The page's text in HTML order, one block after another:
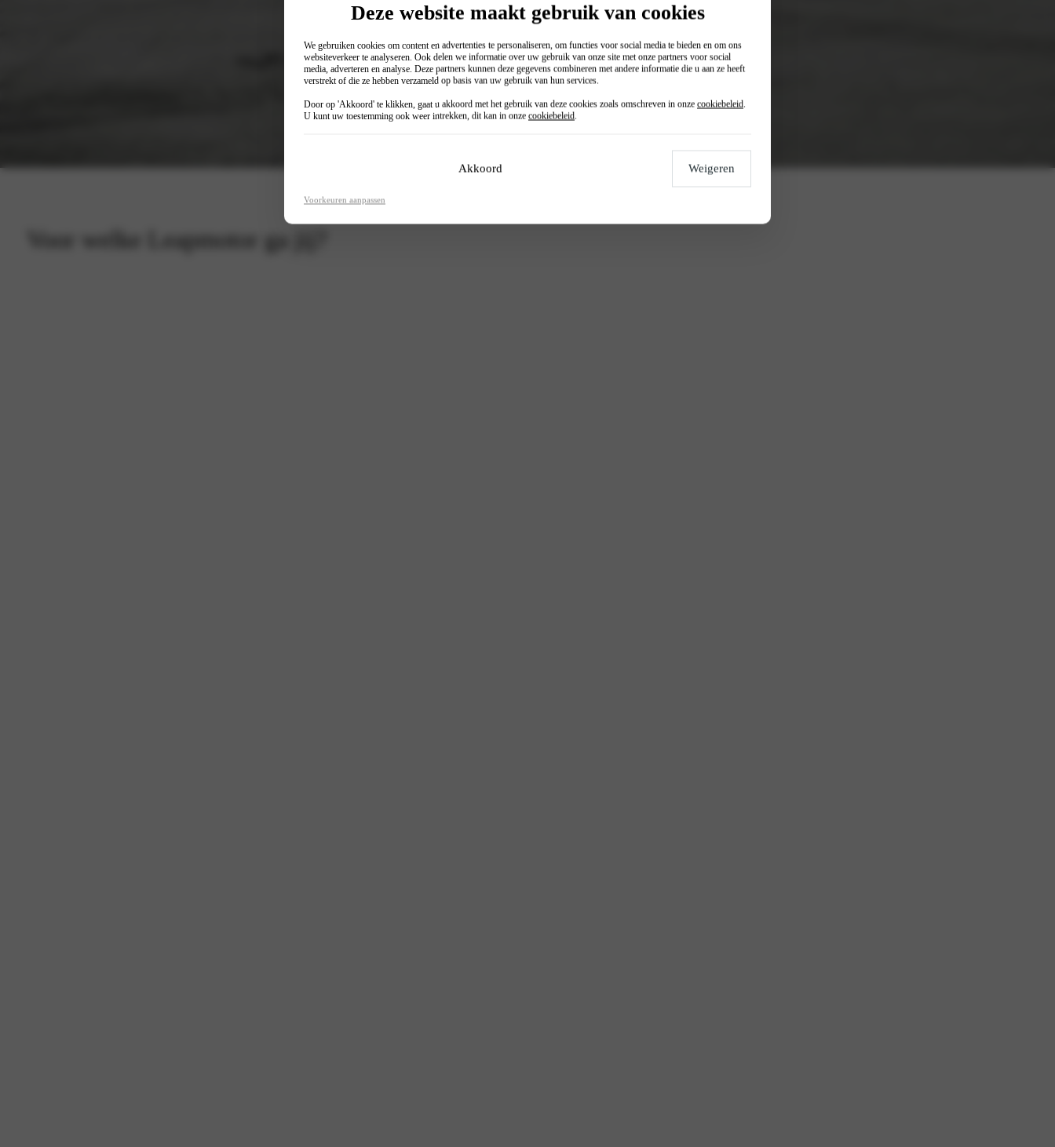
Deze website maakt gebruik van cookies
We gebruiken cookies om content en advertenties te personaliseren, om functies voor social media te bieden en om ons
websiteverkeer te analyseren. Ook delen we informatie over uw gebruik van onze site met onze partners voor social
media, adverteren en analyse. Deze partners kunnen deze gegevens combineren met andere informatie die u aan ze heeft
verstrekt of die ze hebben verzameld op basis van uw gebruik van hun services.
Door op 'Akkoord' te klikken, gaat u akkoord met het gebruik van deze cookies zoals omschreven in onze cookiebeleid.
U kunt uw toestemming ook weer intrekken, dit kan in onze cookiebeleid.
Akkoord Weigeren
Voorkeuren aanpassen
Voor welke Leapmotor ga jij?